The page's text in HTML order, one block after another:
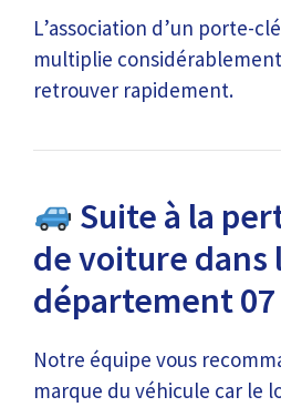
L’association d’un porte-
multiplie
retrouver rapidement.
Suite à la
de voiture dans
département 07
Notre équipe vous
marque du véhicule car le